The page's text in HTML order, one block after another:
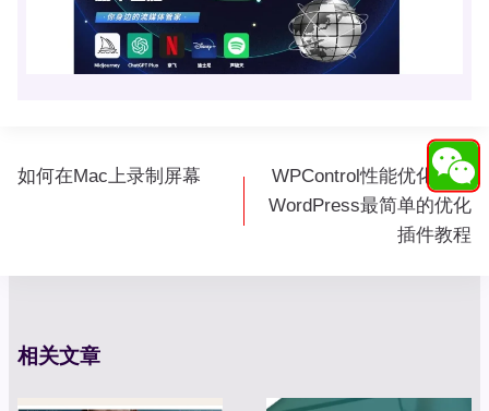
文
如何在Mac上录制屏幕
WPControl性能优化插件
WordPress最简单的优化
插件教程
相关文章